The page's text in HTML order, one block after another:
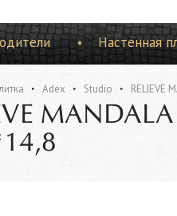
Настенная
Adex Studio RELIEVE